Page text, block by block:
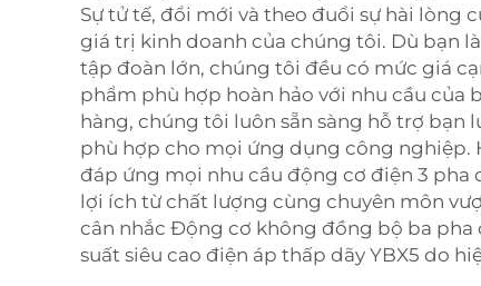
Sự tử tế, đổi mới và theo đuổi sự hài lòng
giá trị kinh doanh của chúng tôi. Dù bạn
tập đoàn lớn, chúng tôi đều có mức giá
phẩm phù hợp hoàn hảo với nhu cầu của
hàng, chúng tôi luôn sẵn sàng hỗ trợ bạn
phù hợp cho mọi ứng dụng công nghiệp.
đáp ứng mọi nhu cầu động cơ điện 3 pha
lợi ích từ chất lượng cùng chuyên môn
cân nhắc Động cơ không đồng bộ ba pha
suất siêu cao điện áp thấp dãy YBX5 do